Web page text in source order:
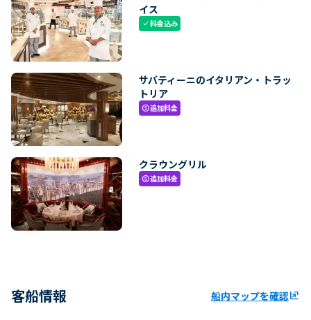
イス
check料金込み
サバティーニのイタリアン・トラッ
トリア
paid追加料金
クラウングリル
paid追加料金
客船情報 船内マップを確認ungroup